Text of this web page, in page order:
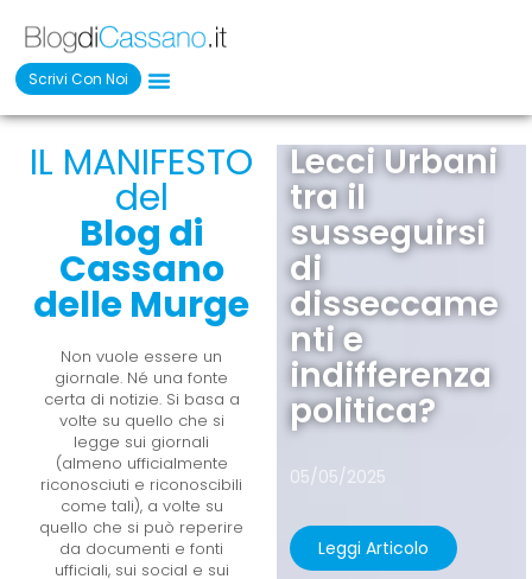
Scrivi Con Noi
IL MANIFESTO
del
Blog di
Cassano
delle Murge
Non vuole essere un
giornale. Né una fonte
certa di notizie. Si basa a
volte su quello che si
legge sui giornali
(almeno ufficialmente
riconosciuti e riconoscibili
come tali), a volte su
quello che si può reperire
da documenti e fonti
ufficiali, sui social e sui
Salviamo le
“vecchie
chianche”
del centro
storico di
Cassano
delle Murge
19/01/2026
Leggi Articolo
Lecci Urbani
tra il
susseguirsi
di
disseccame
nti e
indifferenza
politica?
05/05/2025
Leggi Articolo